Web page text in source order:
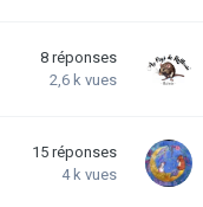
8 réponses
2,6 k vues
15 réponses
4 k vues